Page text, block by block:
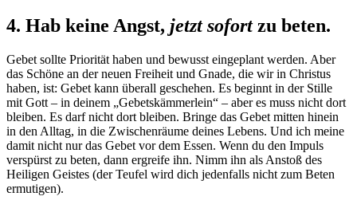
4. Hab keine Angst, jetzt sofortzu beten.
Gebet sollte Priorität haben und bewusst eingeplant werden. Aber
das Schöne an der neuen Freiheit und Gnade, die wir in Christus
haben, ist: Gebet kann überall geschehen. Es beginnt in der Stille
mit Gott – in deinem „Gebetskämmerlein“ – aber es muss nicht dort
bleiben. Es darf nicht dort bleiben. Bringe das Gebet mitten hinein
in den Alltag, in die Zwischenräume deines Lebens. Und ich meine
damit nicht nur das Gebet vor dem Essen. Wenn du den Impuls
verspürst zu beten, dann ergreife ihn. Nimm ihn als Anstoß des
Heiligen Geistes (der Teufel wird dich jedenfalls nicht zum Beten
ermutigen).